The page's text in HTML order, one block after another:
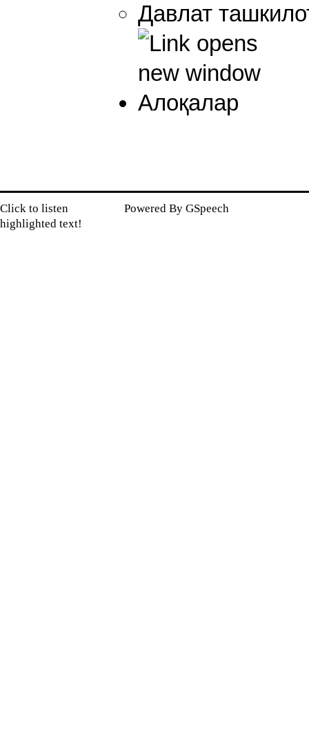
Давлат
Алоқалар
Click to listen
highlighted text!
Powered By GSpeech